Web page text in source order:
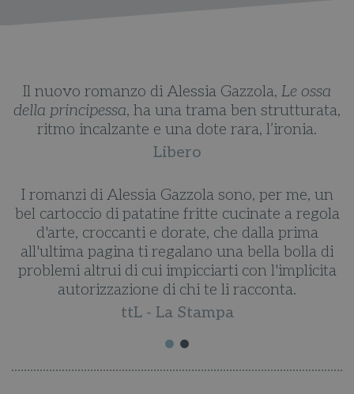
Il nuovo romanzo di Alessia Gazzola, Le ossa
della principessa, ha una trama ben strutturata,
ritmo incalzante e una dote rara, l’ironia.
Libero
I romanzi di Alessia Gazzola sono, per me, un
bel cartoccio di patatine fritte cucinate a regola
d'arte, croccanti e dorate, che dalla prima
all'ultima pagina ti regalano una bella bolla di
problemi altrui di cui impicciarti con l'implicita
autorizzazione di chi te li racconta.
ttL - La Stampa